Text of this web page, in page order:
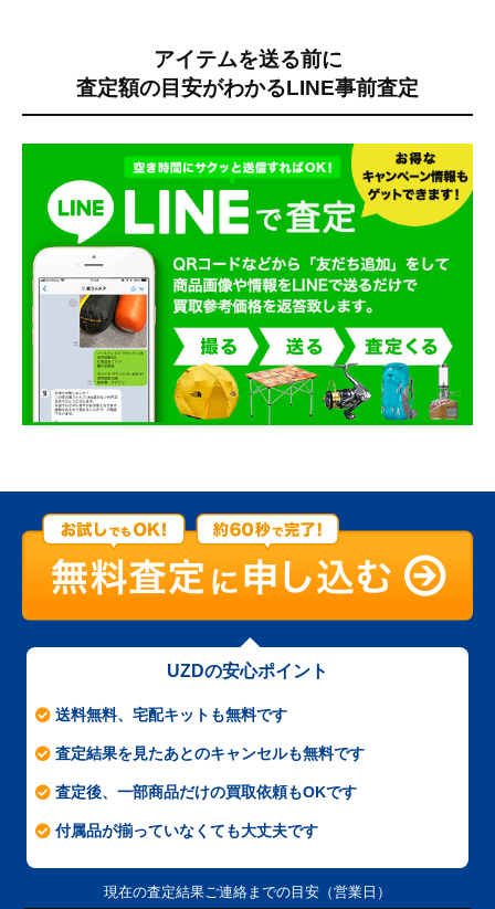
アイテムを送る前に
査定額の目安がわかるLINE事前査定
UZDの安心ポイント
送料無料、宅配キットも無料です
査定結果を見たあとのキャンセルも無料です
査定後、一部商品だけの買取依頼もOKです
付属品が揃っていなくても大丈夫です
現在の査定結果ご連絡までの目安（営業日）